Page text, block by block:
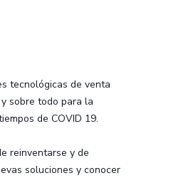
tecnológicas de venta
sobre todo para la
de COVID 19.
reinventarse y de
soluciones y conocer